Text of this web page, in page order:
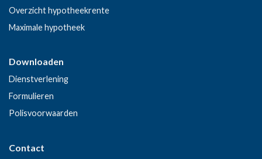
Overzicht hypotheekrente
Maximale hypotheek
Downloaden
Dienstverlening
Formulieren
Polisvoorwaarden
Contact